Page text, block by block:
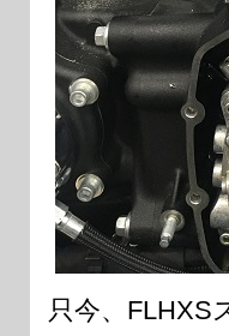
只今、FLHXS